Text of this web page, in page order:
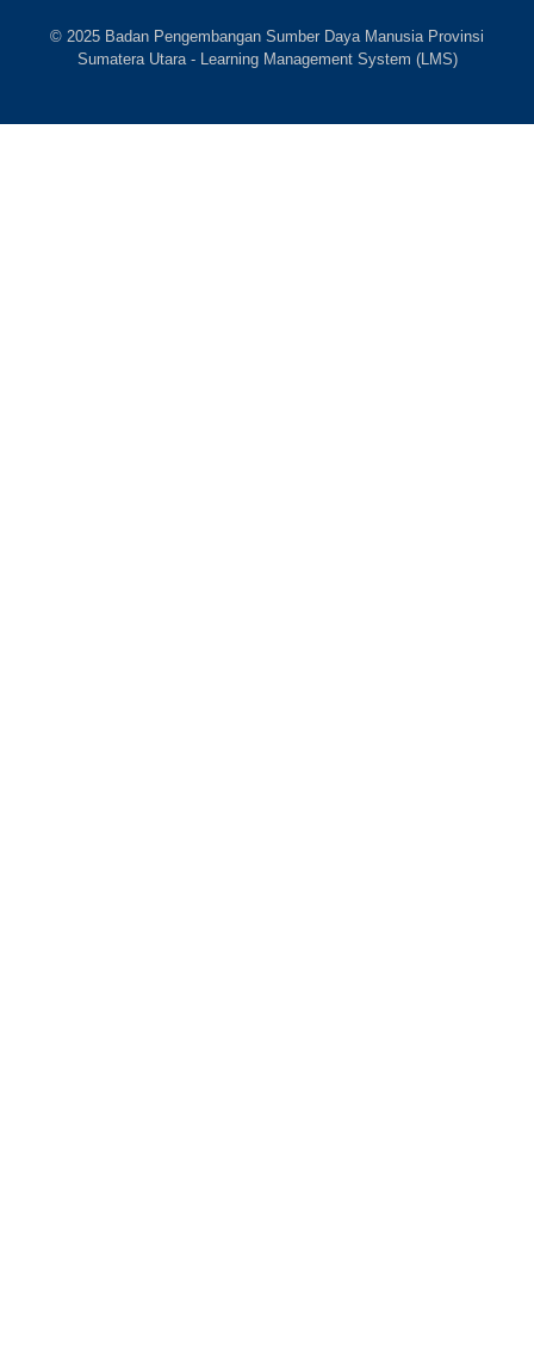
© 2025 Badan Pengembangan Sumber Daya Manusia Provinsi
Sumatera Utara - Learning Management System (LMS)